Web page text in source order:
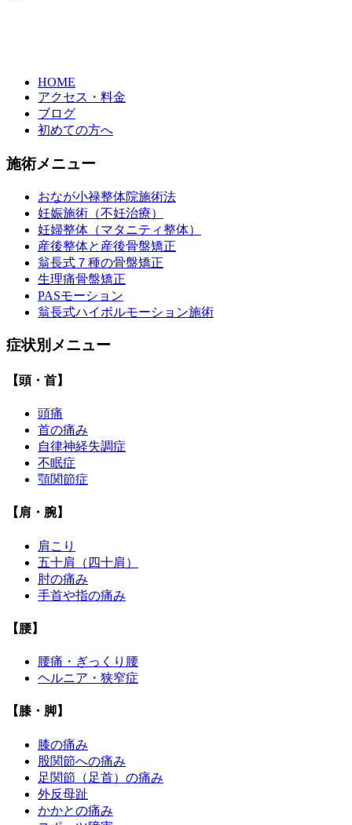
HOME
アクセス・料金
ブログ
初めての方へ
施術メニュー
おなが小禄整体院施術法
妊娠施術（不妊治療）
妊婦整体（マタニティ整体）
産後整体と産後骨盤矯正
翁長式７種の骨盤矯正
生理痛骨盤矯正
PASモーション
翁長式ハイボルモーション施術
症状別メニュー
【頭・首】
頭痛
首の痛み
自律神経失調症
不眠症
顎関節症
【肩・腕】
肩こり
五十肩（四十肩）
肘の痛み
手首や指の痛み
【腰】
腰痛・ぎっくり腰
ヘルニア・狭窄症
【膝・脚】
膝の痛み
股関節への痛み
足関節（足首）の痛み
外反母趾
かかとの痛み